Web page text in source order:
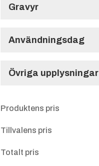
Gravyr
Användningsdag
Övriga upplysningar
Produktens pris
Tillvalens pris
Totalt pris